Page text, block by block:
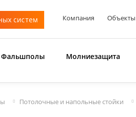
систем Компания Объекты
Фальшполы Молниезащита
Потолочные и напольные стойки